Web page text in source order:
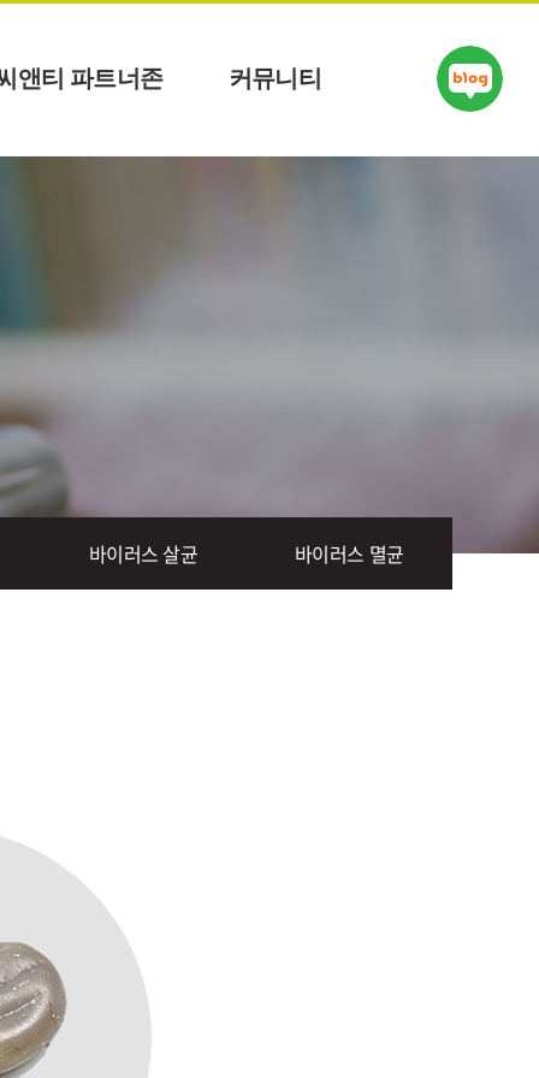
앤티 파트너존 커뮤니티
바이러스 살균 바이러스 멸균